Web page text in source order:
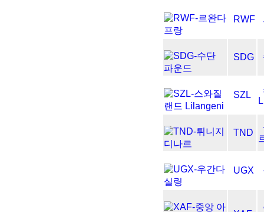
RWF
SDG
SZL
TND
UGX